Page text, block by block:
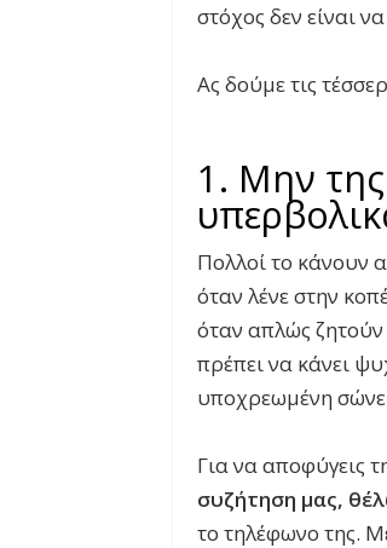
στόχος δεν είναι
Ας δούμε τις
1. Μην
Πολλοί το κάνουν
όταν λένε στην
όταν απλώς
πρέπει να κάνει
υποχρεωμένη
Για να αποφύγεις
συζήτηση μας,
το τηλέφωνο της.